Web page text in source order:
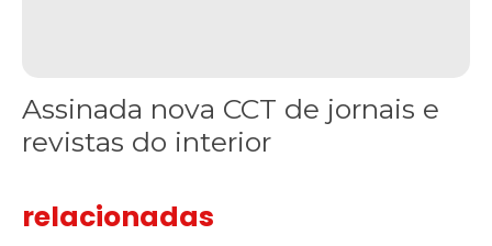
Assinada nova CCT de jornais e
revistas do interior
relacionadas